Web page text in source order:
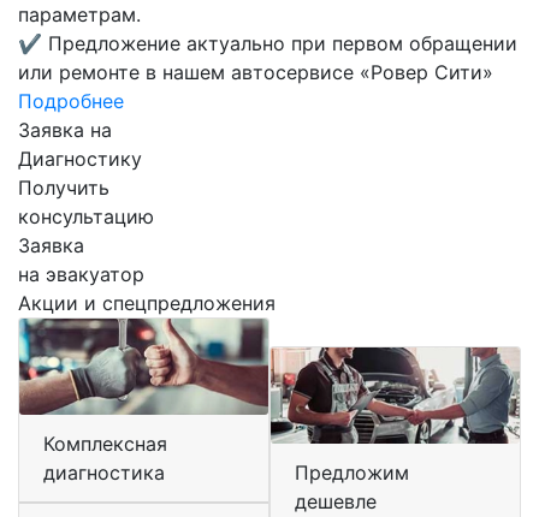
параметрам.
✔ Предложение актуально при первом обращении
или ремонте в нашем автосервисе «Ровер Сити»
Подробнее
Заявка на
Диагностику
Получить
консультацию
Заявка
на эвакуатор
Акции и спецпредложения
Комплексная
диагностика
Предложим
дешевле